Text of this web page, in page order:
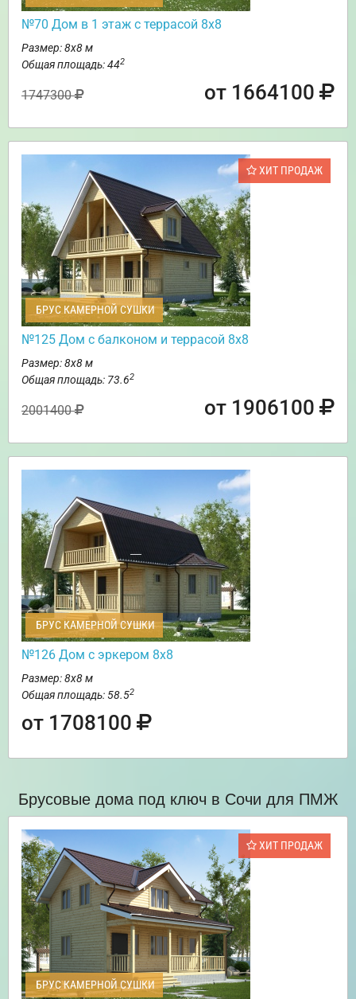
№70 Дом в 1 этаж с террасой 8х8
Размер: 8х8 м
Общая площадь: 442
1747300 от 1664100
ХИТ ПРОДАЖ
БРУС КАМЕРНОЙ СУШКИ
№125 Дом с балконом и террасой 8х8
Размер: 8х8 м
Общая площадь: 73.62
2001400 от 1906100
БРУС КАМЕРНОЙ СУШКИ
№126 Дом с эркером 8х8
Размер: 8х8 м
Общая площадь: 58.52
от 1708100
Брусовые дома под ключ в Сочи для ПМЖ
ХИТ ПРОДАЖ
БРУС КАМЕРНОЙ СУШКИ